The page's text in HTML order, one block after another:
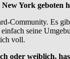
York geboten
Community. Es
seine
voll.
oder weiblich,